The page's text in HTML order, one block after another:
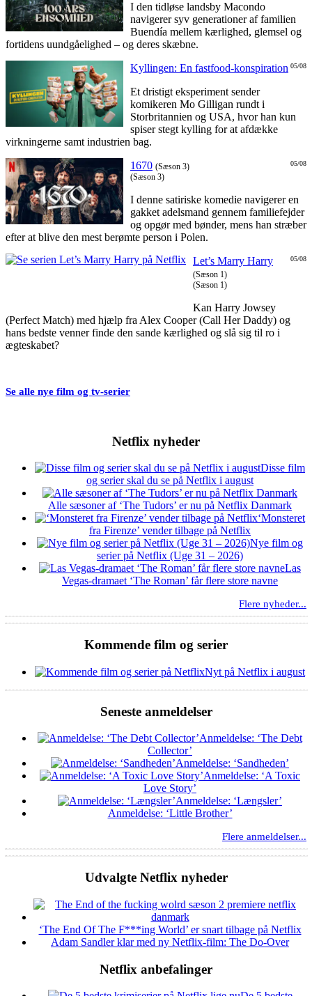
I den tidløse landsby Macondo
navigerer syv generationer af familien
Buendía mellem kærlighed, glemsel og
fortidens uundgåelighed – og deres skæbne.
05/08
Kyllingen: En fastfood-konspiration
Et dristigt eksperiment sender
komikeren Mo Gilligan rundt i
Storbritannien og USA, hvor han kun
spiser stegt kylling for at afdække
virkningerne samt industrien bag.
05/08
1670 (Sæson 3)
(Sæson 3)
I denne satiriske komedie navigerer en
gakket adelsmand gennem familiefejder
og opgør med bønder, mens han stræber
efter at blive den mest berømte person i Polen.
05/08
Let’s Marry Harry
(Sæson 1)
(Sæson 1)
Kan Harry Jowsey
(Perfect Match) med hjælp fra Alex Cooper (Call Her Daddy) og
hans bedste venner finde den sande kærlighed og slå sig til ro i
ægteskabet?
Se alle nye film og tv-serier
Netflix nyheder
Disse film
og serier skal du se på Netflix i august
Alle sæsoner af ‘The Tudors’ er nu på Netflix Danmark
‘Monsteret
fra Firenze’ vender tilbage på Netflix
Nye film og
serier på Netflix (Uge 31 – 2026)
Las
Vegas-dramaet ‘The Roman’ får flere store navne
Flere nyheder...
Kommende film og serier
Nyt på Netflix i august
Seneste anmeldelser
Anmeldelse: ‘The Debt
Collector’
Anmeldelse: ‘Sandheden’
Anmeldelse: ‘A Toxic
Love Story’
Anmeldelse: ‘Længsler’
Anmeldelse: ‘Little Brother’
Flere anmeldelser...
Udvalgte Netflix nyheder
‘The End Of The F***ing World’ er snart tilbage på Netflix
Adam Sandler klar med ny Netflix-film: The Do-Over
Netflix anbefalinger